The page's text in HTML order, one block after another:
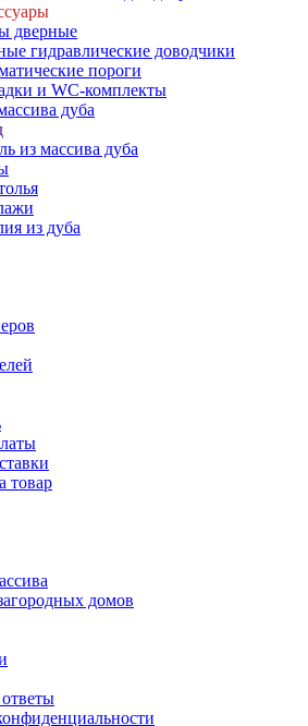
дверные
гидравлические доводчики
пороги
и WC-комплекты
дуба
из массива дуба
из дуба
товар
домов